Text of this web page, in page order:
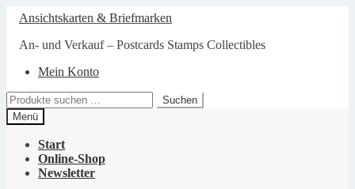
Zur
Navigation
springen
Zum
Inhalt
springen
Ansichtskarten & Briefmarken
An- und Verkauf – Postcards Stamps Collectibles
Mein Konto
Suchen
nach:
Suchen
Menü
Start
Online-Shop
Newsletter